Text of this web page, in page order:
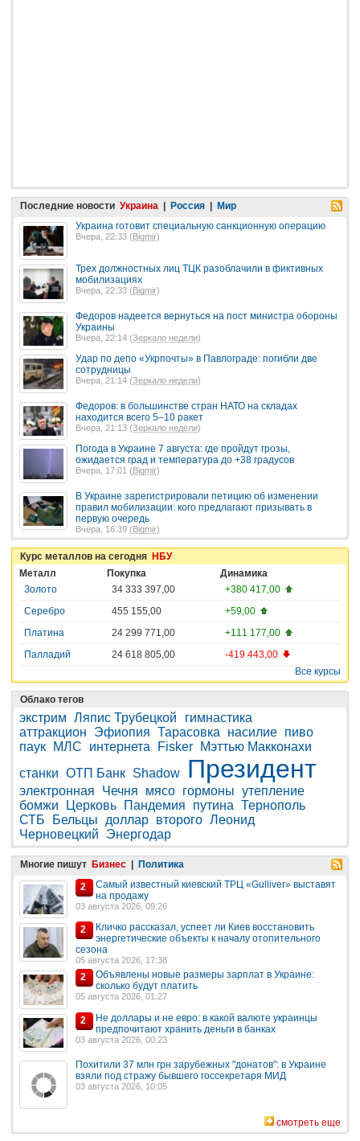
Последние новости Украина | Россия | Мир
Украина готовит специальную санкционную операцию
Вчера, 22:33 (Bigmir)
Трех должностных лиц ТЦК разоблачили в фиктивных
мобилизациях
Вчера, 22:33 ( Bigmir)
Федоров надеется вернуться на пост министра обороны
Украины
Вчера, 22:14 (Зеркало недели)
Удар по депо «Укрпочты» в Павлограде: погибли две
сотрудницы
Вчера, 21:14 (Зеркало недели)
Федоров: в большинстве стран НАТО на складах
находится всего 5–10 ракет
Вчера, 21:13 (Зеркало недели)
Погода в Украине 7 августа: где пройдут грозы,
ожидается град и температура до +38 градусов
Вчера, 17:01 ( Bigmir)
В Украине зарегистрировали петицию об изменении
правил мобилизации: кого предлагают призывать в
первую очередь
Вчера, 16:39 (Bigmir)
Курс металлов на сегодня НБУ
Металл
Покупка
Динамика
Золото
34 333 397,00
+380 417,00
Серебро
455 155,00
+59,00
Платина
24 299 771,00
+111 177,00
Палладий
24 618 805,00
-419 443,00
Все курсы
Облако тегов
экстрим Ляпис Трубецкой
гимнастика
аттракцион
Эфиопия Тарасовка насилие пиво
паук
МЛС интернета Fisker
Мэттью Макконахи
станки ОТП Банк Shadow Президент
электронная Чечня мясо гормоны утепление
бомжи
Церковь Пандемия путина Тернополь
СТБ
Бельцы доллар второго Леонид
Черновецкий
Энергодар
Многие пишут Бизнес | Политика
2
Самый известный киевский ТРЦ «Gulliver» выставят
на продажу
03 августа 2026, 09:26
2
Кличко рассказал, успеет ли Киев восстановить
энергетические объекты к началу отопительного
сезона
05 августа 2026, 17:38
2
Объявлены новые размеры зарплат в Украине:
сколько будут платить
05 августа 2026, 01:27
2
Не доллары и не евро: в какой валюте украинцы
предпочитают хранить деньги в банках
03 августа 2026, 00:23
Похитили 37 млн грн зарубежных "донатов": в Украине
взяли под стражу бывшего госсекретаря МИД
03 августа 2026, 10:05
смотреть еще